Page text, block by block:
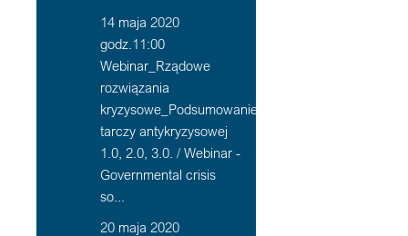
14 maja 2020
godz.11:00
Webinar_Rządowe
rozwiązania
kryzysowe_Podsumowanie
tarczy antykryzysowej
1.0, 2.0, 3.0. / Webinar -
Governmental crisis
so...
20 maja 2020